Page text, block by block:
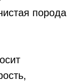
порода